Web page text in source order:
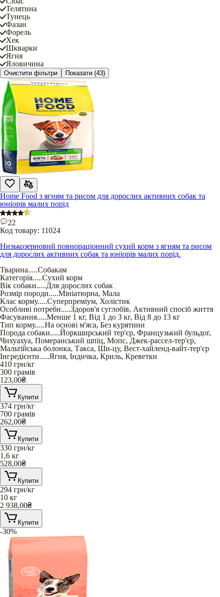
Телятина
Тунець
Фазан
Форель
Хек
Шкварки
Ягня
Яловичина
Очистити фільтри Показати (43)
Home Food з ягням та рисом для дорослих активних собак та
юніорів малих порід
22
Код товару: 11024
Низькозерновий повнораціонний сухий корм з ягням та рисом
для дорослих активних собак та юніорів малих порід.
Тварина.....Собакам
Категорія.....Сухий корм
Вік собаки.....Для дорослих собак
Розмір породи.....Мініатюрна, Мала
Клас корму.....Суперпреміум, Холістик
Особливі потреби.....Здоров'я суглобів, Активний спосіб життя
Фасування.....Менше 1 кг, Від 1 до 3 кг, Від 8 до 13 кг
Тип корму.....На основі м'яса, Без курятини
Порода собаки.....Йоркширський тер'єр, Французький бульдог,
Чихуахуа, Померанський шпіц, Мопс, Джек-рассел-тер'єр,
Мальтійська болонка, Такса, Ши-цу, Вест-хайленд-вайт-тер'єр
Інгредієнти.....Ягня, Індичка, Криль, Креветки
410 грн/кг
300 грамів
123,00₴
Купити
374 грн/кг
700 грамів
262,00₴
Купити
330 грн/кг
1,6 кг
528,00₴
Купити
294 грн/кг
10 кг
2 938,00₴
Купити
-30%